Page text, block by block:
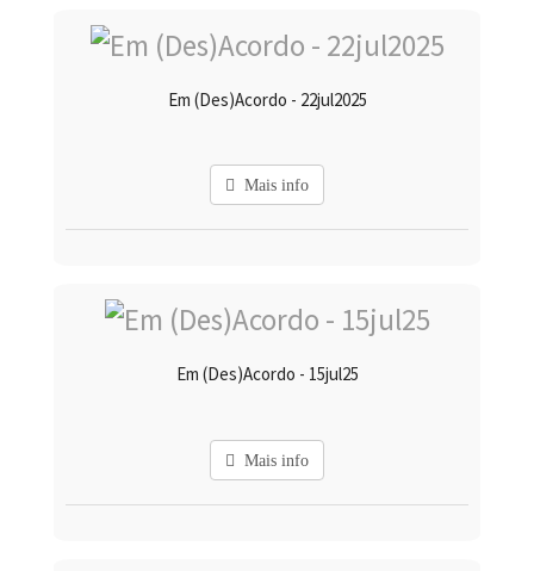
Em (Des)Acordo - 22jul2025
Mais info
Em (Des)Acordo - 15jul25
Mais info